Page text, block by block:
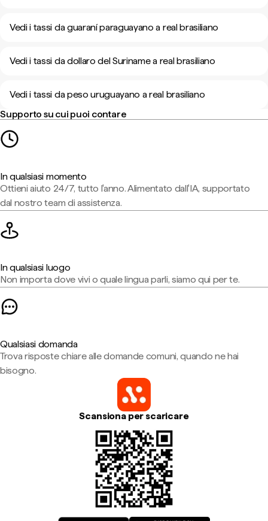
Vedi i tassi da guaraní paraguayano a real brasiliano
Vedi i tassi da dollaro del Suriname a real brasiliano
Vedi i tassi da peso uruguayano a real brasiliano
Supporto su cui puoi contare
In qualsiasi momento
Ottieni aiuto 24/7, tutto l'anno. Alimentato dall'IA, supportato
dal nostro team di assistenza.
In qualsiasi luogo
Non importa dove vivi o quale lingua parli, siamo qui per te.
Qualsiasi domanda
Trova risposte chiare alle domande comuni, quando ne hai
bisogno.
Scansiona per scaricare